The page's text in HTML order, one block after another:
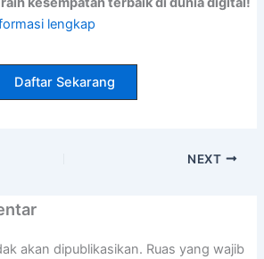
lengkap
Daftar Sekarang
NEXT
akan dipublikasikan. Ruas yang wajib